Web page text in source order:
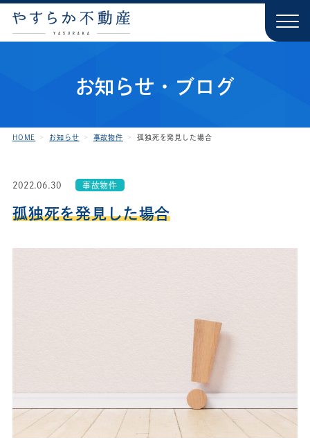
お知らせ・ブログ
HOME お知らせ 事故物件 孤独死を発見した場合
2022.06.30 事故物件
孤独死を発見した場合